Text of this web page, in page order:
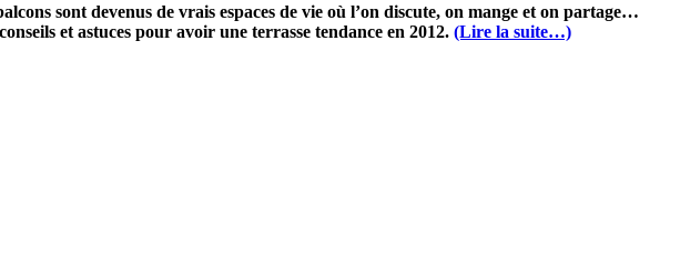
sont devenus de vrais espaces de vie où l’on discute, on mange et on partage…
et astuces pour avoir une terrasse tendance en 2012. (Lire la suite…)